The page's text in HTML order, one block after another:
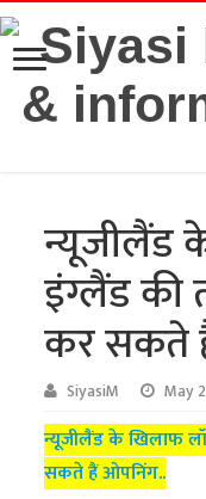
न्यूजीलैंड
इंग्लैंड की
कर सकते
SiyasiM May
न्यूजीलैंड के खिलाफ
सकते हैं ओपनिंग..